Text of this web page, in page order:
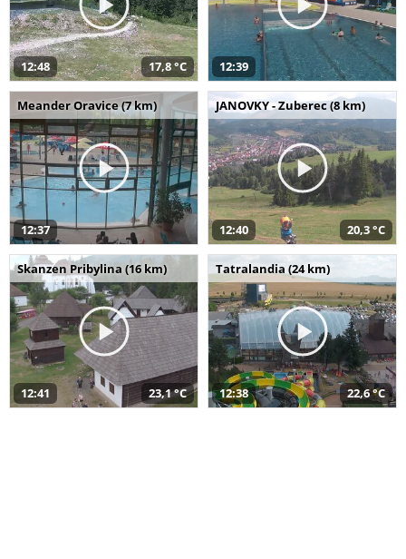
12:48 17,8 °C 12:39
Meander Oravice (7 km)
12:37
JANOVKY - Zuberec (8 km)
12:40 20,3 °C
Skanzen Pribylina (16 km)
12:41 23,1 °C
Tatralandia (24 km)
12:38 22,6 °C